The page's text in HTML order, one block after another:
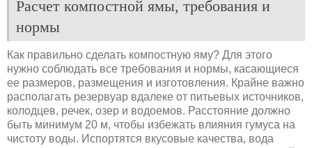
Расчет компостной ямы, требования и
нормы
Как правильно сделать компостную яму? Для этого
нужно соблюдать все требования и нормы, касающиеся
ее размеров, размещения и изготовления. Крайне важно
располагать резервуар вдалеке от питьевых источников,
колодцев, речек, озер и водоемов. Расстояние должно
быть минимум 20 м, чтобы избежать влияния гумуса на
чистоту воды. Испортятся вкусовые качества, вода